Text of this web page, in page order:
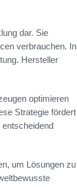
dar. Sie
verbrauchen. In
Hersteller
optimieren
Strategie fördert
um Lösungen zu